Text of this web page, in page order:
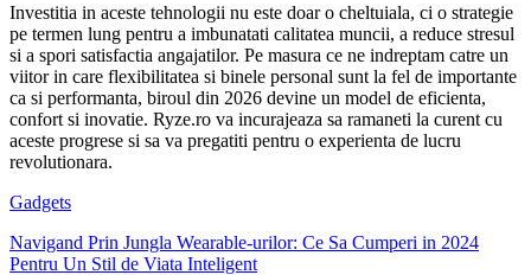
Investitia in aceste tehnologii nu este doar o cheltuiala, ci o strategie
pe termen lung pentru a imbunatati calitatea muncii, a reduce stresul
si a spori satisfactia angajatilor. Pe masura ce ne indreptam catre un
viitor in care flexibilitatea si binele personal sunt la fel de importante
ca si performanta, biroul din 2026 devine un model de eficienta,
confort si inovatie. Ryze.ro va incurajeaza sa ramaneti la curent cu
aceste progrese si sa va pregatiti pentru o experienta de lucru
revolutionara.
Gadgets
Navigand Prin Jungla Wearable-urilor: Ce Sa Cumperi in 2024
Pentru Un Stil de Viata Inteligent